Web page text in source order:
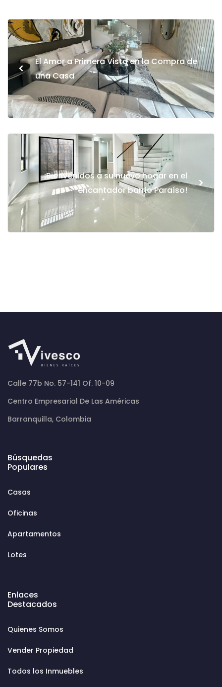
<
El Amor a Primera Vista en la Compra de
una Casa
¡Bienvenidos a su nuevo hogar en el
encantador barrio Paraíso!
>
Calle 77b No. 57-141 Of. 10-09
Centro Empresarial De Las Américas
Barranquilla, Colombia
Búsquedas
Populares
Casas
Oficinas
Apartamentos
Lotes
Enlaces
Destacados
Quienes Somos
Vender Propiedad
Todos los Inmuebles